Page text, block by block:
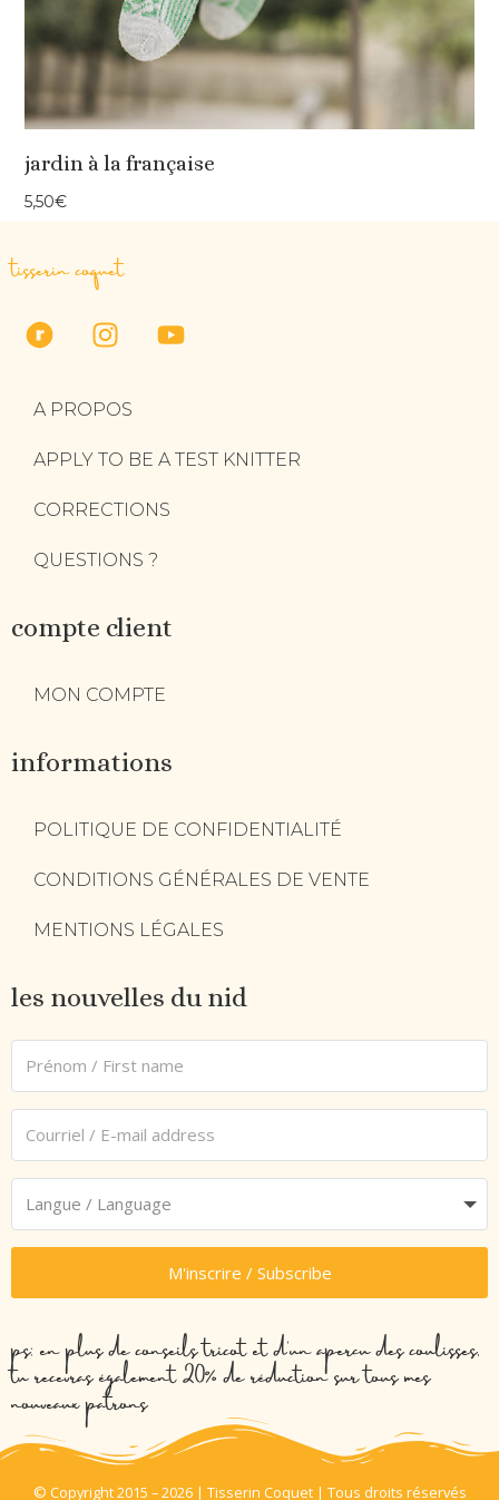
jardin à la française
5,50€
tisserin coquet
A PROPOS
APPLY TO BE A TEST KNITTER
CORRECTIONS
QUESTIONS ?
compte client
MON COMPTE
informations
POLITIQUE DE CONFIDENTIALITÉ
CONDITIONS GÉNÉRALES DE VENTE
MENTIONS LÉGALES
les nouvelles du nid
M'inscrire / Subscribe
ps: en plus de conseils tricot et d’un aperçu des coulisses,
tu recevras également 20% de réduction sur tous mes
nouveaux patrons
© Copyright 2015 – 2026 | Tisserin Coquet | Tous droits réservés